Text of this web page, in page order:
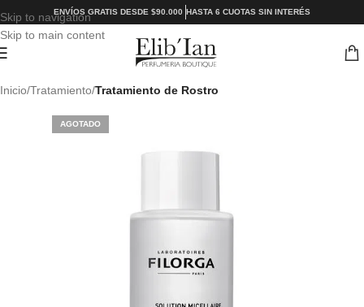
Skip to navigation
Skip to main content
ENVÍOS GRATIS DESDE $90.000 HASTA 6 CUOTAS SIN INTERÉS
Inicio Tratamiento Tratamiento de Rostro
AGOTADO